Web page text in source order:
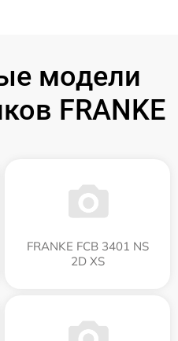
модели
FRANKE
FRANKE FCB 3401 NS
2D XS